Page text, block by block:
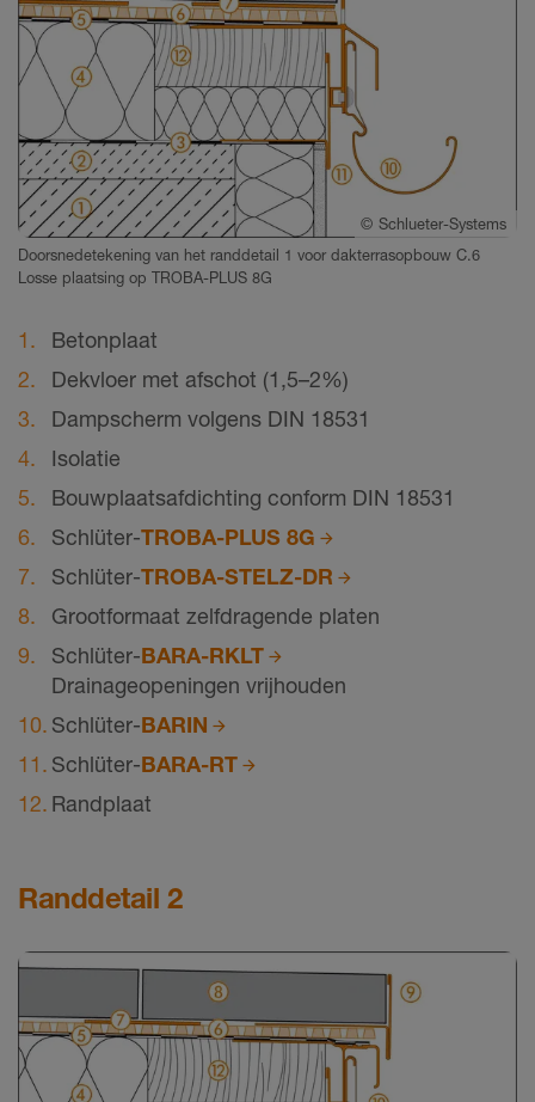
© Schlueter-Systems
Doorsnedetekening van het randdetail 1 voor dakterrasopbouw C.6
Losse plaatsing op TROBA-PLUS 8G
Betonplaat
Dekvloer met afschot (1,5–2%)
Dampscherm volgens DIN 18531
Isolatie
Bouwplaatsafdichting conform DIN 18531
Schlüter-TROBA-PLUS 8G
Schlüter-TROBA-STELZ-DR
Grootformaat zelfdragende platen
Schlüter-BARA-RKLT
Drainageopeningen vrijhouden
Schlüter-BARIN
Schlüter-BARA-RT
Randplaat
Randdetail 2